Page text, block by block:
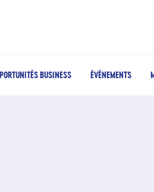
BUSINESS ÉVÉNEMENTS